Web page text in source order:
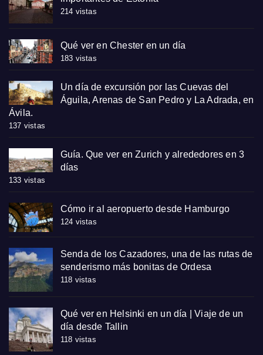
214 vistas
Qué ver en Chester en un día
183 vistas
Un día de excursión por las Cuevas del
Águila, Arenas de San Pedro y La Adrada, en
Ávila.
137 vistas
Guía. Que ver en Zurich y alrededores en 3
días
133 vistas
Cómo ir al aeropuerto desde Hamburgo
124 vistas
Senda de los Cazadores, una de las rutas de
senderismo más bonitas de Ordesa
118 vistas
Qué ver en Helsinki en un día | Viaje de un
día desde Tallin
118 vistas